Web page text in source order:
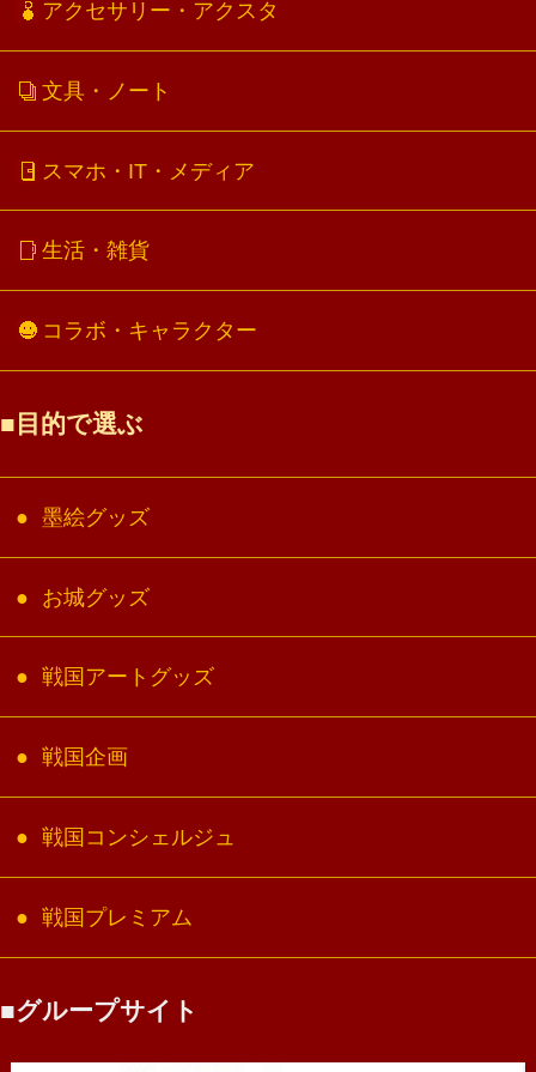
アクセサリー・アクスタ
文具・ノート
スマホ・IT・メディア
生活・雑貨
コラボ・キャラクター
目的で選ぶ
墨絵グッズ
お城グッズ
戦国アートグッズ
戦国企画
戦国コンシェルジュ
戦国プレミアム
グループサイト